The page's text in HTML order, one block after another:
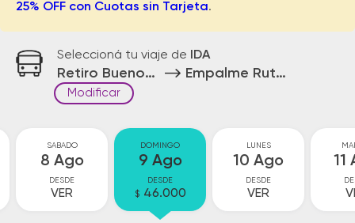
25% OFF con Cuotas sin Tarjeta.
Seleccioná tu viaje de IDA
Retiro Buenos Aires Empalme Ruta 12 y Ruta
Modificar
SABADO
8 Ago
DESDE
VER
DOMINGO
9 Ago
DESDE
$ 46.000
LUNES
10 Ago
DESDE
VER
11